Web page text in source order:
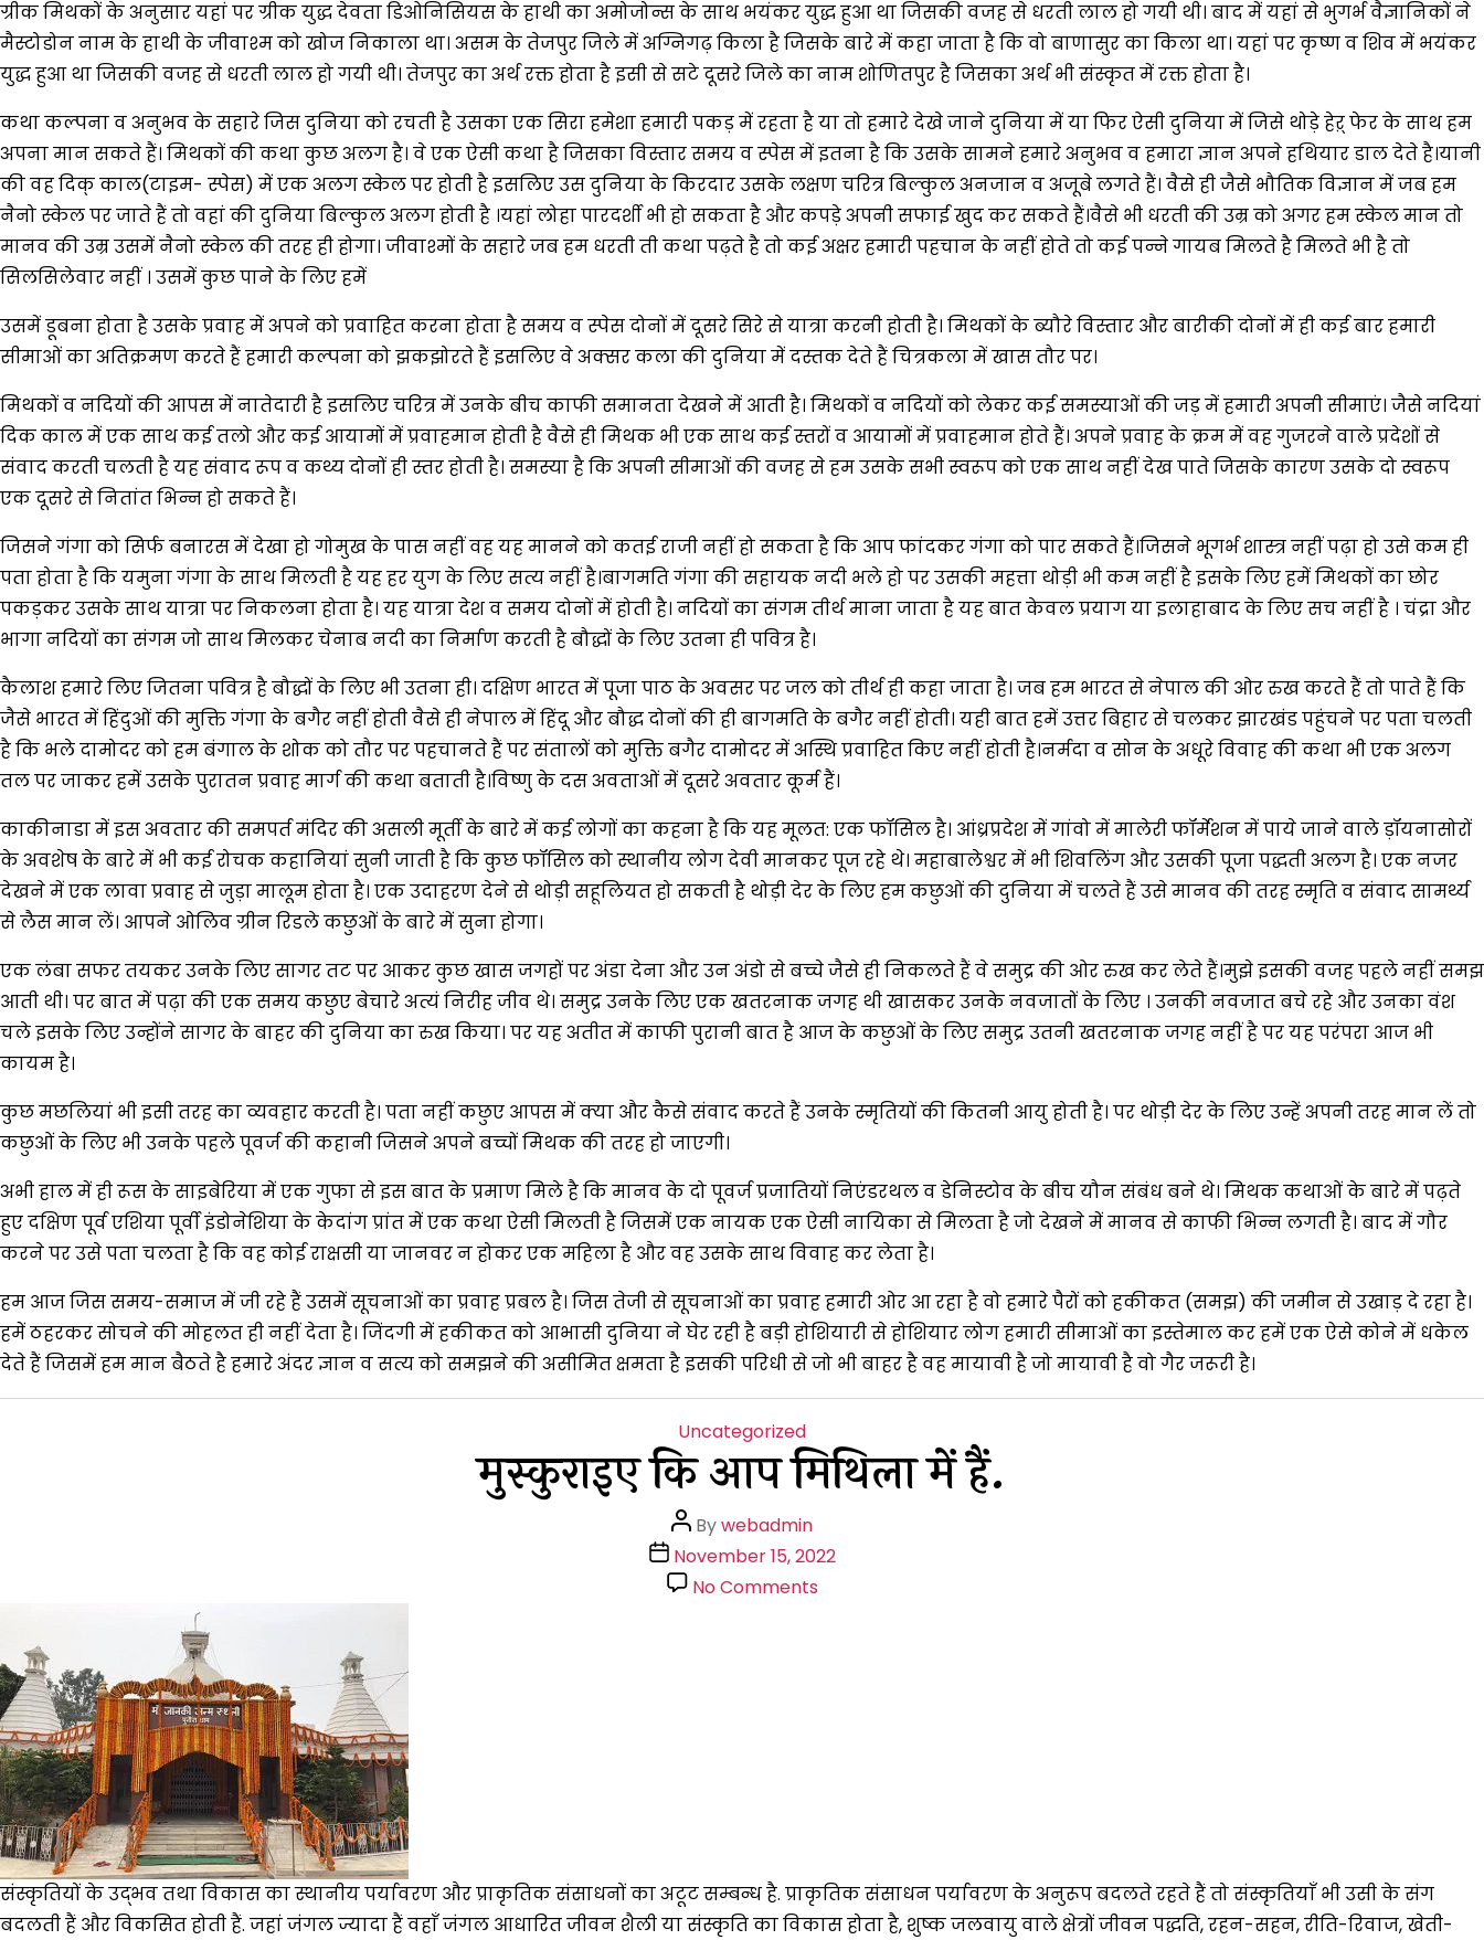
ग्रीक मिथकों के अनुसार यहां पर ग्रीक युद्ध देवता डिओनिसियस के हाथी का अमोजोन्स के साथ भयंकर युद्ध हुआ था जिसकी वजह से धरती लाल हो गयी थी। बाद में यहां से भुगर्भ वैज्ञानिकों ने
मैस्टोडोन नाम के हाथी के जीवाश्म को खोज निकाला था। असम के तेजपुर जिले में अग्निगढ़ किला है जिसके बारे में कहा जाता है कि वो बाणासुर का किला था। यहां पर कृष्ण व शिव में भयंकर
युद्ध हुआ था जिसकी वजह से धरती लाल हो गयी थी। तेजपुर का अर्थ रक्त होता है इसी से सटे दूसरे जिले का नाम शोणितपुर है जिसका अर्थ भी संस्कृत में रक्त होता है।
कथा कल्पना व अनुभव के सहारे जिस दुनिया को रचती है उसका एक सिरा हमेशा हमारी पकड़ में रहता है या तो हमारे देखे जाने दुनिया में या फिर ऐसी दुनिया में जिसे थोड़े हेऱ् फेर के साथ हम
अपना मान सकते हैं। मिथकों की कथा कुछ अलग है। वे एक ऐसी कथा है जिसका विस्तार समय व स्पेस में इतना है कि उसके सामने हमारे अनुभव व हमारा ज्ञान अपने हथियार डाल देते है।यानी
की वह दिक् काल(टाइम- स्पेस) में एक अलग स्केल पर होती है इसलिए उस दुनिया के किरदार उसके लक्षण चरित्र बिल्कुल अनजान व अजूबे लगते हैं। वैसे ही जैसे भौतिक विज्ञान में जब हम
नैनो स्केल पर जाते हैं तो वहां की दुनिया बिल्कुल अलग होती है ।यहां लोहा पारदर्शी भी हो सकता है और कपड़े अपनी सफाई खुद कर सकते हैं।वैसे भी धरती की उम्र को अगर हम स्केल मान तो
मानव की उम्र उसमें नैनो स्केल की तरह ही होगा। जीवाश्मों के सहारे जब हम धरती ती कथा पढ़ते है तो कई अक्षर हमारी पहचान के नहीं होते तो कई पन्ने गायब मिलते है मिलते भी है तो
सिलसिलेवार नहीं । उसमें कुछ पाने के लिए हमें
उसमें डूबना होता है उसके प्रवाह में अपने को प्रवाहित करना होता है समय व स्पेस दोनों में दूसरे सिरे से यात्रा करनी होती है। मिथकों के ब्यौरे विस्तार और बारीकी दोनों में ही कई बार हमारी
सीमाओं का अतिक्रमण करते हैं हमारी कल्पना को झकझोरते हैं इसलिए वे अक्सर कला की दुनिया में दस्तक देते हैं चित्रकला में खास तौर पर।
मिथकों व नदियों की आपस में नातेदारी है इसलिए चरित्र में उनके बीच काफी समानता देखने में आती है। मिथकों व नदियों को लेकर कई समस्याओं की जड़ में हमारी अपनी सीमाएं। जैसे नदियां
दिक काल में एक साथ कई तलो और कई आयामों में प्रवाहमान होती है वैसे ही मिथक भी एक साथ कई स्तरों व आयामों में प्रवाहमान होते हैं। अपने प्रवाह के क्रम में वह गुजरने वाले प्रदेशों से
संवाद करती चलती है यह संवाद रूप व कथ्य दोनों ही स्तर होती है। समस्या है कि अपनी सीमाओं की वजह से हम उसके सभी स्वरूप को एक साथ नहीं देख पाते जिसके कारण उसके दो स्वरूप
एक दूसरे से नितांत भिन्न हो सकते हैं।
जिसने गंगा को सिर्फ बनारस में देखा हो गोमुख के पास नहीं वह यह मानने को कतई राजी नहीं हो सकता है कि आप फांदकर गंगा को पार सकते हैं।जिसने भूगर्भ शास्त्र नहीं पढ़ा हो उसे कम ही
पता होता है कि यमुना गंगा के साथ मिलती है यह हर युग के लिए सत्य नहीं है।बागमति गंगा की सहायक नदी भले हो पर उसकी महत्ता थोड़ी भी कम नहीं है इसके लिए हमें मिथकों का छोर
पकड़कर उसके साथ यात्रा पर निकलना होता है। यह यात्रा देश व समय दोनों में होती है। नदियों का संगम तीर्थ माना जाता है यह बात केवल प्रयाग या इलाहाबाद के लिए सच नहीं है । चंद्रा और
भागा नदियों का संगम जो साथ मिलकर चेनाब नदी का निर्माण करती है बौद्धों के लिए उतना ही पवित्र है।
कैलाश हमारे लिए जितना पवित्र है बौद्धों के लिए भी उतना ही। दक्षिण भारत में पूजा पाठ के अवसर पर जल को तीर्थ ही कहा जाता है। जब हम भारत से नेपाल की ओर रुख करते हैं तो पाते हैं कि
जैसे भारत में हिंदुओं की मुक्ति गंगा के बगैर नहीं होती वैसे ही नेपाल में हिंदू और बौद्ध दोनों की ही बागमति के बगैर नहीं होती। यही बात हमें उत्तर बिहार से चलकर झारखंड पहुंचने पर पता चलती
है कि भले दामोदर को हम बंगाल के शोक को तौर पर पहचानते हैं पर संतालों को मुक्ति बगैर दामोदर में अस्थि प्रवाहित किए नहीं होती है।नर्मदा व सोन के अधूरे विवाह की कथा भी एक अलग
तल पर जाकर हमें उसके पुरातन प्रवाह मार्ग की कथा बताती है।विष्णु के दस अवताओं में दूसरे अवतार कूर्म हैं।
काकीनाडा में इस अवतार की समपर्त मंदिर की असली मूर्ती के बारे में कई लोगों का कहना है कि यह मूलत: एक फॉसिल है। आंध्रप्रदेश में गांवो में मालेरी फॉर्मेशन में पाये जाने वाले ड़ॉयनासोरों
के अवशेष के बारे में भी कई रोचक कहानियां सुनी जाती है कि कुछ फॉसिल को स्थानीय लोग देवी मानकर पूज रहे थे। महाबालेश्वर में भी शिवलिंग और उसकी पूजा पद्धती अलग है। एक नजर
देखने में एक लावा प्रवाह से जुड़ा मालूम होता है। एक उदाहरण देने से थोड़ी सहूलियत हो सकती है थोड़ी देर के लिए हम कछुओं की दुनिया में चलते हैं उसे मानव की तरह स्मृति व संवाद सामर्थ्य
से लैस मान लें। आपने ओलिव ग्रीन रिडले कछुओं के बारे में सुना होगा।
एक लंबा सफर तयकर उनके लिए सागर तट पर आकर कुछ खास जगहों पर अंडा देना और उन अंडो से बच्चे जैसे ही निकलते हैं वे समुद्र की ओर रुख कर लेते हैं।मुझे इसकी वजह पहले नहीं समझ
आती थी। पर बात में पढ़ा की एक समय कछुए बेचारे अत्यं निरीह जीव थे। समुद्र उनके लिए एक खतरनाक जगह थी खासकर उनके नवजातों के लिए । उनकी नवजात बचे रहे और उनका वंश
चले इसके लिए उन्होंने सागर के बाहर की दुनिया का रुख किया। पर यह अतीत में काफी पुरानी बात है आज के कछुओं के लिए समुद्र उतनी खतरनाक जगह नहीं है पर यह परंपरा आज भी
कायम है।
कुछ मछलियां भी इसी तरह का व्यवहार करती है। पता नहीं कछुए आपस में क्या और कैसे संवाद करते हैं उनके स्मृतियों की कितनी आयु होती है। पर थोड़ी देर के लिए उन्हें अपनी तरह मान लें तो
कछुओं के लिए भी उनके पहले पूवर्ज की कहानी जिसने अपने बच्चों मिथक की तरह हो जाएगी।
अभी हाल में ही रूस के साइबेरिया में एक गुफा से इस बात के प्रमाण मिले है कि मानव के दो पूवर्ज प्रजातियों निएंडरथल व डेनिस्टोव के बीच यौन संबंध बने थे। मिथक कथाओं के बारे में पढ़ते
हुए दक्षिण पूर्व एशिया पूर्वी इंडोनेशिया के केदांग प्रांत में एक कथा ऐसी मिलती है जिसमें एक नायक एक ऐसी नायिका से मिलता है जो देखने में मानव से काफी भिन्न लगती है। बाद में गौर
करने पर उसे पता चलता है कि वह कोई राक्षसी या जानवर न होकर एक महिला है और वह उसके साथ विवाह कर लेता है।
हम आज जिस समय-समाज में जी रहे हैं उसमें सूचनाओं का प्रवाह प्रबल है। जिस तेजी से सूचनाओं का प्रवाह हमारी ओर आ रहा है वो हमारे पैरों को हकीकत (समझ) की जमीन से उखाड़ दे रहा है।
हमें ठहरकर सोचने की मोहलत ही नहीं देता है। जिंदगी में हकीकत को आभासी दुनिया ने घेर रही है बड़ी होशियारी से होशियार लोग हमारी सीमाओं का इस्तेमाल कर हमें एक ऐसे कोने में धकेल
देते हैं जिसमें हम मान बैठते है हमारे अंदर ज्ञान व सत्य को समझने की असीमित क्षमता है इसकी परिधी से जो भी बाहर है वह मायावी है जो मायावी है वो गैर जरूरी है।
Categories
Uncategorized
मुस्कुराइए कि आप मिथिला में हैं.
Post
author
Bywebadmin
Post
date
November 15, 2022
No Commentson
संस्कृतियों के उद्भव तथा विकास का स्थानीय पर्यावरण और प्राकृतिक संसाधनों का अटूट सम्बन्ध है. प्राकृतिक संसाधन पर्यावरण के अनुरूप बदलते रहते हैं तो संस्कृतियाँ भी उसी के संग
बदलती हैं और विकसित होती हैं. जहां जंगल ज्यादा हैं वहाँ जंगल आधारित जीवन शैली या संस्कृति का विकास होता है, शुष्क जलवायु वाले क्षेत्रों जीवन पद्धति, रहन-सहन, रीति-रिवाज, खेती-